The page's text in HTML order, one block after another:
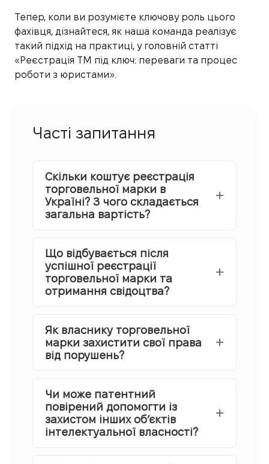
Тепер, коли ви розумієте ключову роль цього
фахівця, дізнайтеся, як наша команда реалізує
такий підхід на практиці, у головній статті
«Реєстрація ТМ під ключ: переваги та процес
роботи з юристами».
Часті запитання
Скільки коштує реєстрація
торговельної марки в
Україні? З чого складається
загальна вартість?
Що відбувається після
успішної реєстрації
торговельної марки та
отримання свідоцтва?
Як власнику торговельної
марки захистити свої права
від порушень?
Чи може патентний
повірений допомогти із
захистом інших об’єктів
інтелектуальної власності?